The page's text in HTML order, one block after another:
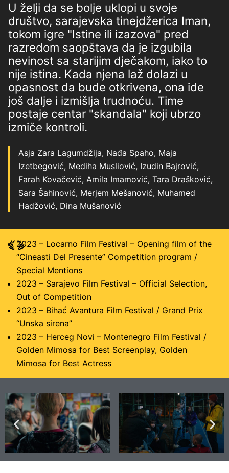
U želji da se bolje uklopi u svoje
društvo, sarajevska tinejdžerica Iman,
tokom igre "Istine ili izazova" pred
razredom saopštava da je izgubila
nevinost sa starijim dječakom, iako to
nije istina. Kada njena laž dolazi u
opasnost da bude otkrivena, ona ide
još dalje i izmišlja trudnoću. Time
postaje centar "skandala" koji ubrzo
izmiče kontroli.
Asja Zara Lagumdžija, Nađa Spaho, Maja
Izetbegović, Mediha Musliović, Izudin Bajrović,
Farah Kovačević, Amila Imamović, Tara Drašković,
Sara Šahinović, Merjem Mešanović, Muhamed
Hadžović, Dina Mušanović
2023 – Locarno Film Festival – Opening film of the
“Cineasti Del Presente” Competition program /
Special Mentions
2023 – Sarajevo Film Festival – Official Selection,
Out of Competition
2023 – Bihać Avantura Film Festival / Grand Prix
“Unska sirena”
2023 – Herceg Novi – Montenegro Film Festival /
Golden Mimosa for Best Screenplay, Golden
Mimosa for Best Actress